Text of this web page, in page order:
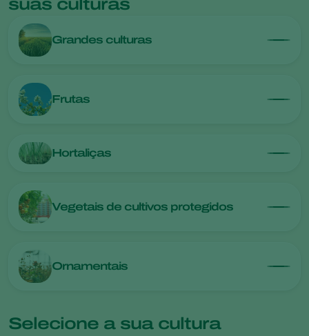
suas culturas
Grandes culturas
Frutas
Hortaliças
Vegetais de cultivos protegidos
Ornamentais
Selecione a sua cultura